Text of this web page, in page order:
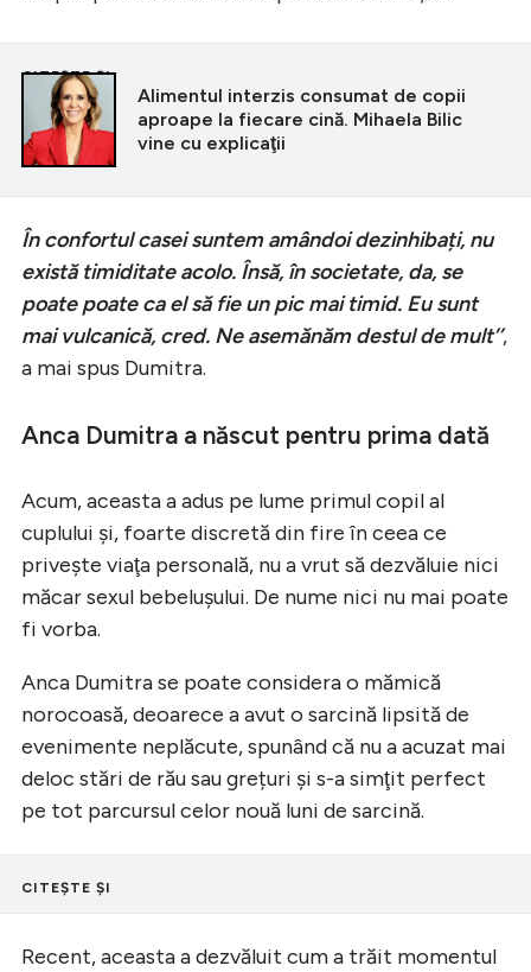
CITEȘTE ȘI
Alimentul interzis consumat de copii
aproape la fiecare cină. Mihaela Bilic
vine cu explicaţii
În confortul casei suntem amândoi dezinhibați, nu
există timiditate acolo. Însă, în societate, da, se
poate poate ca el să fie un pic mai timid. Eu sunt
mai vulcanică, cred. Ne asemănăm destul de mult’’,
a mai spus Dumitra.
Anca Dumitra a născut pentru prima dată
Acum, aceasta a adus pe lume primul copil al
cuplului şi, foarte discretă din fire în ceea ce
priveşte viaţa personală, nu a vrut să dezvăluie nici
măcar sexul bebelușului. De nume nici nu mai poate
fi vorba.
Anca Dumitra se poate considera o mămică
norocoasă, deoarece a avut o sarcină lipsită de
evenimente neplăcute, spunând că nu a acuzat mai
deloc stări de rău sau grețuri şi s-a simţit perfect
pe tot parcursul celor nouă luni de sarcină.
CITEȘTE ȘI
Recent, aceasta a dezvăluit cum a trăit momentul